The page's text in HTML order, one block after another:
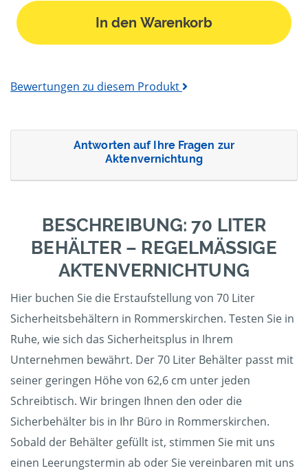
In den Warenkorb
Bewertungen zu diesem Produkt
Antworten auf Ihre Fragen zur
Aktenvernichtung
BESCHREIBUNG: 70 LITER
BEHÄLTER – REGELMÄSSIGE A
KTENVERNICHTUNG
Hier buchen Sie die Erstaufstellung von 70 Liter
Sicherheitsbehältern in Rommerskirchen. Testen Sie in
Ruhe, wie sich das Sicherheitsplus in Ihrem
Unternehmen bewährt. Der 70 Liter Behälter passt mit
seiner geringen Höhe von 62,6 cm unter jeden
Schreibtisch. Wir bringen Ihnen den oder die
Sicherbehälter bis in Ihr Büro in Rommerskirchen.
Sobald der Behälter gefüllt ist, stimmen Sie mit uns
einen Leerungstermin ab oder Sie vereinbaren mit uns